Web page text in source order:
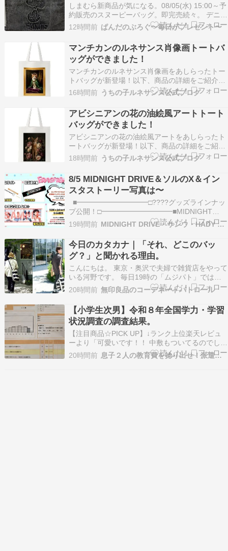
しまむら新商品が気になる。08/05(水) 15:00～予
約販売のスヌーピーバッグ。即完売続々。 デニム
カラー1色のバッグがお洒落。バッグ
（PEANUTS）税込 3,289円 トートバッグ
（PEANUTS） 税込 3,289円 ボストンもシンプル
なデザインが魅力的。ボストンバッ…
12時間前 ぱんだのぶろぐ〜毎日がプレゼント〜
マンチカンのルネサンス肖像画トートバ
ッグができました！
マンチカンのルネサンス肖像画をあしらったトー
トバッグが新登場！以下、商品の詳細をご紹介し
ます。 猫（マンチカン）のルネサンス風カラート
ートバッグ ― 金縁フレームデザイン 猫（マンチ
カン）のルネサンス風肖像画が、鮮やかなカラー
アートとしてトートバッグにプリントされていま
す。ゴール…
16時間前 うちの子ルネサンス公式ブログ
アビシニアンの花の油絵風アートトート
バッグができました！
アビシニアンの花の油絵風アートをあしらったト
ートバッグが新登場！以下、商品の詳細をご紹介
します。 猫（アビシニアン）の花の油絵風カラー
トートバッグ 色とりどりの花々に囲まれた猫（ア
ビシニアン）を、シックな油絵タッチで描いたフ
ルカラーアートトートバッグです。アンティーク
の名画のよう…
18時間前 うちの子ルネサンス公式ブログ
8/5 MIDNIGHT DRIVE＆ソルのX＆イン
スタストーリー写真は〜
■━━━━━━━━━━□????グッズラインナッ
プ公開！□━━━━━━━━━━■MIDNIGHT
DRIVE LIVE EVENT「FRAGMENT Part5」グッ
ズラインナップ????詳細はこちらから
https://t.co/ziyJegZ0v6新グッズはオリジナルロゴ
ト…
19時間前 MIDNIGHT DRIVE・サンウ・HADY 応援三昧
今日のカタカナ｜「それ、どこのバッ
グ？」と聞かれる理由。
こんにちは。 東京・奥沢で夫婦で雑貨店をやって
いる河野です。 毎日19時の「ムジパト」では、
無印良品をご紹介しています。 昨日から始めた
「今日のカタカナ」では、日本各地で出会った作
り手のものづくりを、一品ずつご紹介します。 派
手ではないけれど、毎日使いたくなるもの。 気が
つけば…
20時間前 無印良品のコーデネートパトロール
【小学生次男】令和８年全国学力・学習
状況調査の調査結果。
【注目商品☆PICK UP】↓ランク上位楽天レビュ
ーより「可愛いです！！ 中敷もついてるのでしっ
かりしていて良かったです！」＼600円OFFクー
ポン配布中!!／ トートバッグ レディース ネオプ
20時間前 息子２人の教育費を捻り出せ！派遣ママの節約の日々